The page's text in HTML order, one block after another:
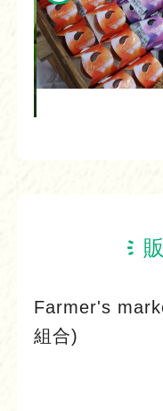
Farmer's
組合)